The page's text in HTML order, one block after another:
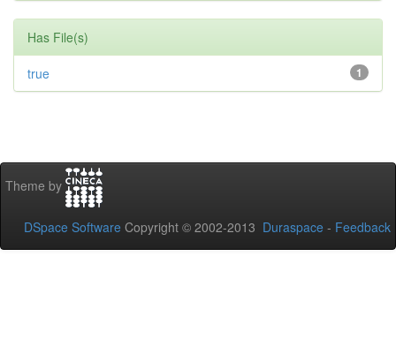
Has File(s)
1
true
Theme by
DSpace Software Copyright © 2002-2013 Duraspace - Feedback